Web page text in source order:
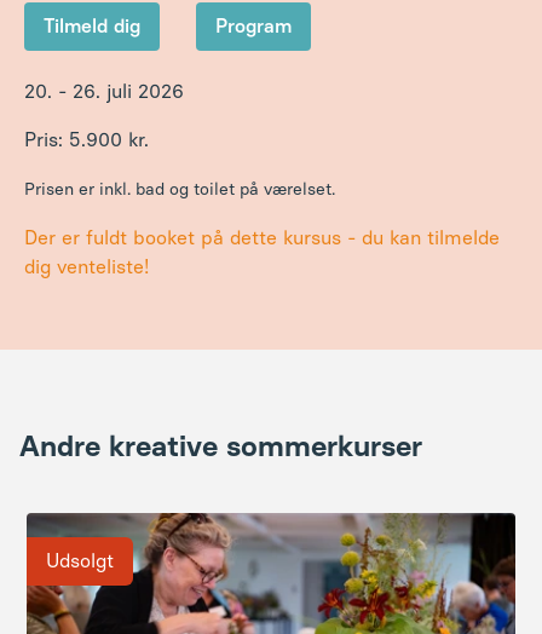
Tilmeld dig Program
20. - 26. juli 2026
Pris: 5.900 kr.
Prisen er inkl. bad og toilet på værelset.
Der er fuldt booket på dette kursus - du kan tilmelde
dig venteliste!
Andre kreative sommerkurser
Udsolgt